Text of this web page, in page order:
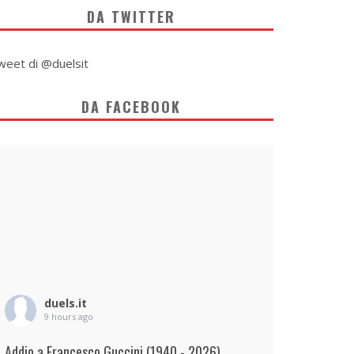
DA TWITTER
di @duelsit
DA FACEBOOK
duels.it
9 hours ago